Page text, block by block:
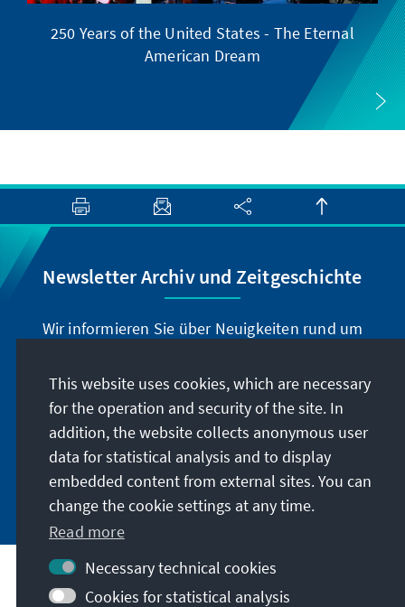
250 Years of the United States - The Eternal
American Dream
Newsletter Archiv und Zeitgeschichte
Wir informieren Sie über Neuigkeiten rund um
zeithistorisch-politischen Veranstaltungen und
machen Sie auf neu erschienene Publikationen
und Formate aufmerksam. Der Newsletter
erscheint vier- bis fünfmal im Jahr.
Jetzt abonnieren
Visit also
This website uses cookies, which are necessary
for the operation and security of the site. In
addition, the website collects anonymous user
data for statistical analysis and to display
embedded content from external sites. You can
change the cookie settings at any time.
Read more
Necessary technical cookies
Cookies for statistical analysis